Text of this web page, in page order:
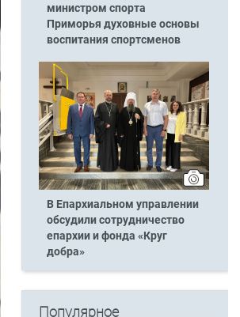
министром спорта
Приморья духовные основы
воспитания спортсменов
В Епархиальном управлении
обсудили сотрудничество
епархии и фонда «Круг
добра»
Популярное